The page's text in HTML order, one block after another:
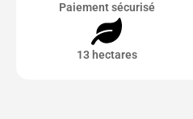
Paiement sécurisé
13 hectares